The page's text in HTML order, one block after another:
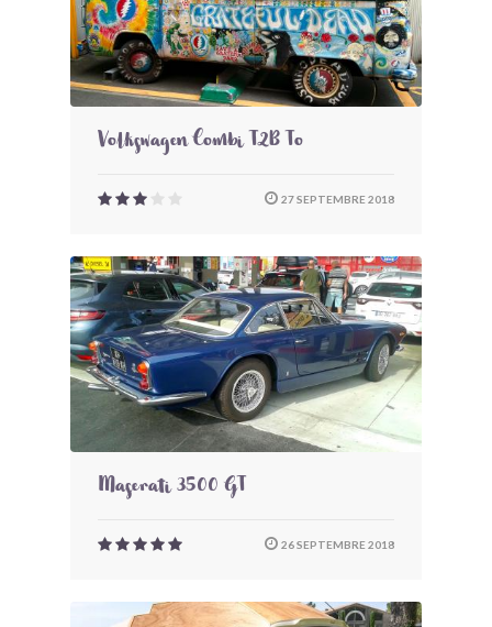
Volkswagen Combi T2B To
27 SEPTEMBRE 2018
Maserati 3500 GT
26 SEPTEMBRE 2018